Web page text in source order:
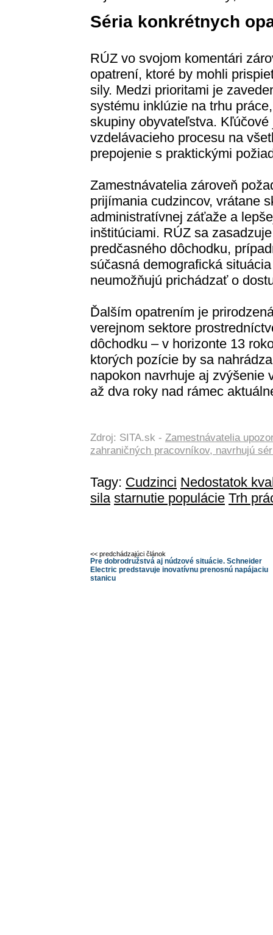
Séria konkrétnych
RÚZ vo svojom komentári
opatrení, ktoré by mohli
sily. Medzi prioritami je
systému inklúzie na trhu
skupiny obyvateľstva.
vzdelávacieho procesu na
prepojenie s praktickými
Zamestnávatelia zároveň
prijímania cudzincov, vrátane
administratívnej záťaže a
inštitúciami. RÚZ sa
predčasného dôchodku,
súčasná demografická
neumožňujú prichádzať o
Ďalším opatrením je
verejnom sektore
dôchodku – v horizonte 13
ktorých pozície by sa
napokon navrhuje aj zvýšenie
až dva roky nad rámec
Zdroj: SITA.sk - Zamestnávatelia
zahraničných pracovníkov, navrhujú
Tagy: Cudzinci Nedostatok
sila starnutie populácie Trh
<< predchádzajúci článok
Pre dobrodružstvá aj núdzové situácie. Schneider
Electric predstavuje inovatívnu prenosnú napájaciu
stanicu